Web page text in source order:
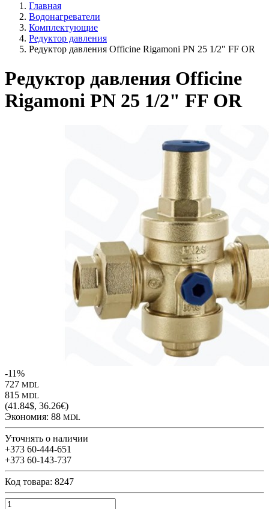
Главная
Водонагреватели
Комплектующие
Редуктор давления
Редуктор давления Officine Rigamoni PN 25 1/2" FF OR
Редуктор давления Officine
Rigamoni PN 25 1/2" FF OR
-11%
727 MDL
815 MDL
(41.84$, 36.26€)
Экономия: 88 MDL
Уточнять о наличии
+373 60-444-651
+373 60-143-737
Код товара: 8247